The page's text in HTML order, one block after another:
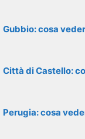
Gubbio: cosa
Città di Castello:
Perugia: cosa